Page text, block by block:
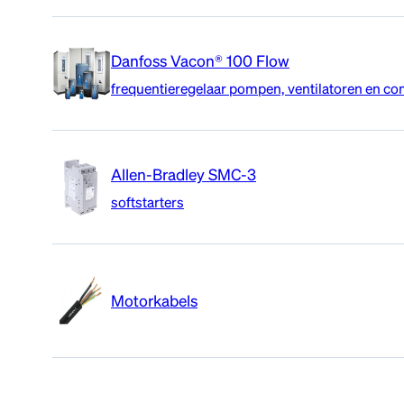
Danfoss Vacon® 100 Flow
frequentieregelaar pompen, ventilatoren en
ventilatortoepassingen.
Bekijk product
Allen-Bradley SMC-3
softstarters
product is ruim toepasbaar, bijvoorbeeld voor
Bekijk product
Motorkabels